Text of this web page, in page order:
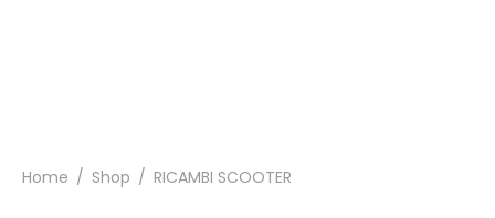
Home / Shop / RICAMBI SCOOTER